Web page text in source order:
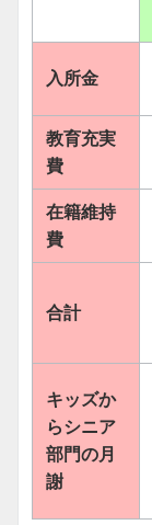
入所金
教育充実
費
在籍維持
費
合計
キッズか
らシニア
部門の月
謝